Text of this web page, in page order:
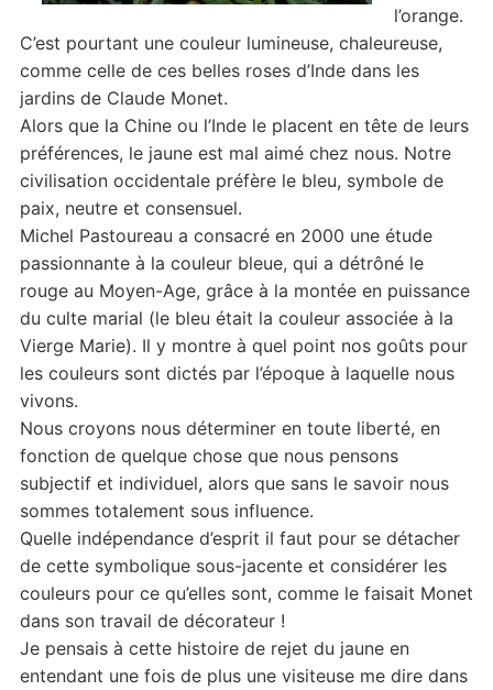
l’orange.
C’est pourtant une couleur lumineuse, chaleureuse,
comme celle de ces belles roses d’Inde dans les
jardins de Claude Monet.
Alors que la Chine ou l’Inde le placent en tête de leurs
préférences, le jaune est mal aimé chez nous. Notre
civilisation occidentale préfère le bleu, symbole de
paix, neutre et consensuel.
Michel Pastoureau a consacré en 2000 une étude
passionnante à la couleur bleue, qui a détrôné le
rouge au Moyen-Age, grâce à la montée en puissance
du culte marial (le bleu était la couleur associée à la
Vierge Marie). Il y montre à quel point nos goûts pour
les couleurs sont dictés par l’époque à laquelle nous
vivons.
Nous croyons nous déterminer en toute liberté, en
fonction de quelque chose que nous pensons
subjectif et individuel, alors que sans le savoir nous
sommes totalement sous influence.
Quelle indépendance d’esprit il faut pour se détacher
de cette symbolique sous-jacente et considérer les
couleurs pour ce qu’elles sont, comme le faisait Monet
dans son travail de décorateur !
Je pensais à cette histoire de rejet du jaune en
entendant une fois de plus une visiteuse me dire dans